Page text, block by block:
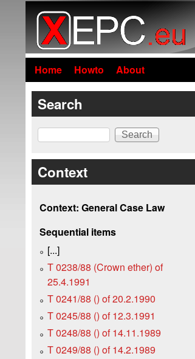
Home Howto About
Search
Search
Context
Context: General Case Law
Sequential items
[...]
T 0238/88 (Crown ether) of
25.4.1991
T 0241/88 () of 20.2.1990
T 0245/88 () of 12.3.1991
T 0248/88 () of 14.11.1989
T 0249/88 () of 14.2.1989